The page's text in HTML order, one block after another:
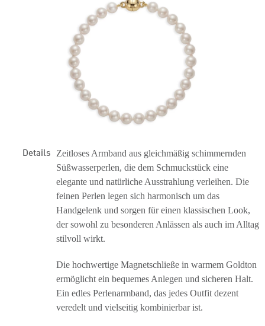
Details
Zeitloses Armband aus gleichmäßig schimmernden
Süßwasserperlen, die dem Schmuckstück eine
elegante und natürliche Ausstrahlung verleihen. Die
feinen Perlen legen sich harmonisch um das
Handgelenk und sorgen für einen klassischen Look,
der sowohl zu besonderen Anlässen als auch im Alltag
stilvoll wirkt.
Die hochwertige Magnetschließe in warmem Goldton
ermöglicht ein bequemes Anlegen und sicheren Halt.
Ein edles Perlenarmband, das jedes Outfit dezent
veredelt und vielseitig kombinierbar ist.